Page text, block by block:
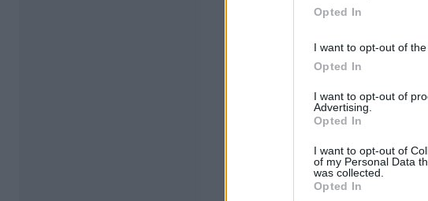
Opted In
I want to opt-out of
Opted In
I want to opt-out of
Advertising.
Opted In
I want to opt-out of
of my Personal Data
was collected.
Opted In